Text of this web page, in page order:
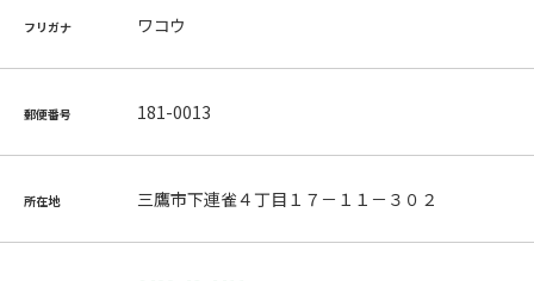
フリガナ ワコウ
郵便番号 181-0013
所在地 三鷹市下連雀４丁目１７－１１－３０２